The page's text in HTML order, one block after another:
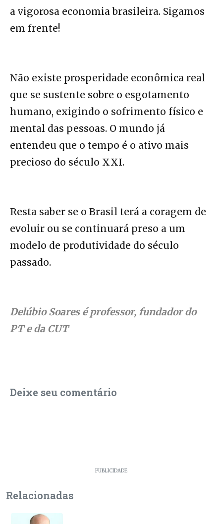
a vigorosa economia brasileira. Sigamos
em frente!
Não existe prosperidade econômica real
que se sustente sobre o esgotamento
humano, exigindo o sofrimento físico e
mental das pessoas. O mundo já
entendeu que o tempo é o ativo mais
precioso do século XXI.
Resta saber se o Brasil terá a coragem de
evoluir ou se continuará preso a um
modelo de produtividade do século
passado.
Delúbio Soares é professor, fundador do
PT e da CUT
Deixe seu comentário
PUBLICIDADE
Relacionadas